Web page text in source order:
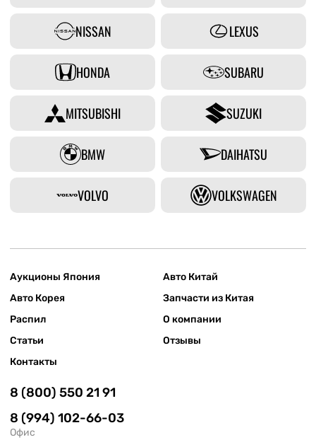
NISSAN LEXUS
HONDA SUBARU
MITSUBISHI SUZUKI
BMW DAIHATSU
VOLVO VOLKSWAGEN
Аукционы Япония
Авто Китай
Авто Корея
Запчасти из Китая
Распил
О компании
Статьи
Отзывы
Контакты
8 (800) 550 21 91
8 (994) 102-66-03
Офис